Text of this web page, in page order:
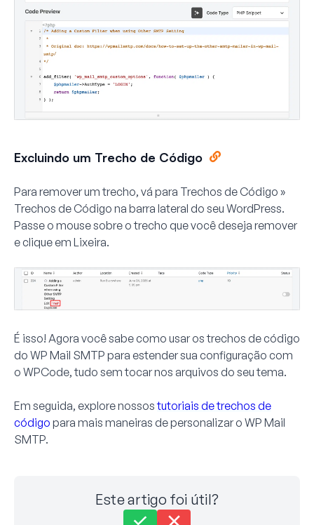
Excluindo um Trecho de Código
Para remover um trecho, vá para Trechos de Código »
Trechos de Código na barra lateral do seu WordPress.
Passe o mouse sobre o trecho que você deseja remover
e clique em Lixeira.
É isso! Agora você sabe como usar os trechos de código
do WP Mail SMTP para estender sua configuração com
o WPCode, tudo sem tocar nos arquivos do seu tema.
Em seguida, explore nossostutoriais de trechos de
código para mais maneiras de personalizar o WP Mail
SMTP.
Este artigo foi útil?